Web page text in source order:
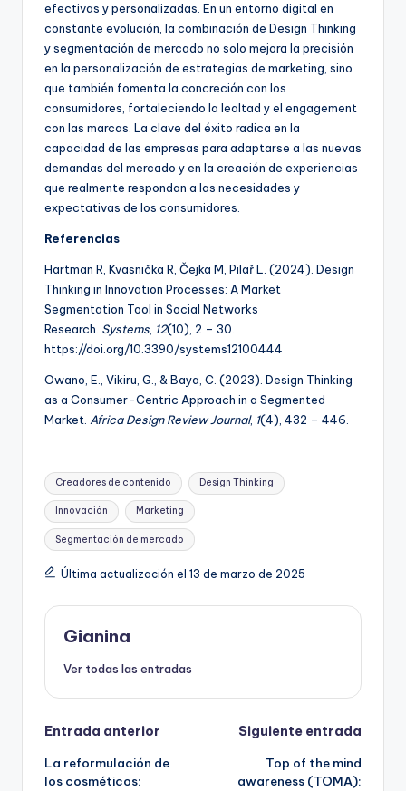
efectivas y personalizadas. En un entorno digital en
constante evolución, la combinación de Design Thinking
y segmentación de mercado no solo mejora la precisión
en la personalización de estrategias de marketing, sino
que también fomenta la concreción con los
consumidores, fortaleciendo la lealtad y el engagement
con las marcas. La clave del éxito radica en la
capacidad de las empresas para adaptarse a las nuevas
demandas del mercado y en la creación de experiencias
que realmente respondan a las necesidades y
expectativas de los consumidores.
Referencias
Hartman R, Kvasnička R, Čejka M, Pilař L. (2024). Design
Thinking in Innovation Processes: A Market
Segmentation Tool in Social Networks
Research. Systems, 12(10), 2 – 30.
https://doi.org/10.3390/systems12100444
Owano, E., Vikiru, G., & Baya, C. (2023). Design Thinking
as a Consumer-Centric Approach in a Segmented
Market. Africa Design Review Journal, 1(4), 432 – 446.
Etiquetas:
Creadores de contenido Design Thinking
Innovación Marketing
Segmentación de mercado
Última actualización el 13 de marzo de 2025
Gianina
Ver todas las entradas
Navegación
de
Entrada anterior
La reformulación de
los cosméticos:
Siguiente entrada
Top of the mind
awareness (TOMA):